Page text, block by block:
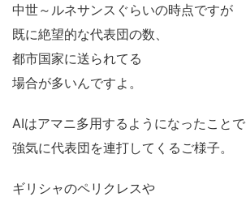
中世～ルネサンスぐらいの時点ですが
既に絶望的な代表団の数、
都市国家に送られてる
場合が多いんですよ。
AIはアマニ多用するようになったことで
強気に代表団を連打してくるご様子。
ギリシャのペリクレスや